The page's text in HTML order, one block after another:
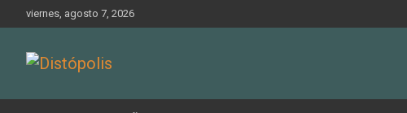
to
viernes, agosto 7, 2026
Distópolis